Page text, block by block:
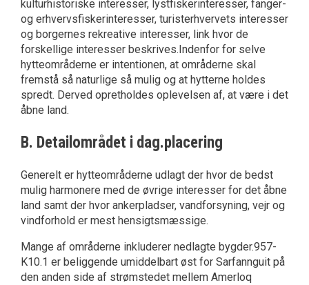
kulturhistoriske interesser, lystfiskerinteresser, fanger-
og erhvervsfiskerinteresser, turisterhvervets interesser
og borgernes rekreative interesser, link hvor de
forskellige interesser beskrives.Indenfor for selve
hytteområderne er intentionen, at områderne skal
fremstå så naturlige så mulig og at hytterne holdes
spredt. Derved opretholdes oplevelsen af, at være i det
åbne land.
B. Detailområdet i dag.placering
Generelt er hytteområderne udlagt der hvor de bedst
mulig harmonere med de øvrige interesser for det åbne
land samt der hvor ankerpladser, vandforsyning, vejr og
vindforhold er mest hensigtsmæssige.
Mange af områderne inkluderer nedlagte bygder.957-
K10.1 er beliggende umiddelbart øst for Sarfannguit på
den anden side af strømstedet mellem Amerloq